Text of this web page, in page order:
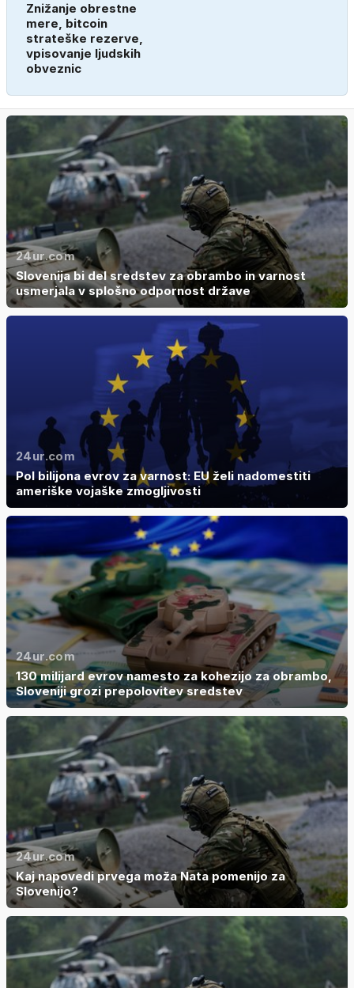
Znižanje obrestne
mere, bitcoin
strateške rezerve,
vpisovanje ljudskih
obveznic
24ur.com
Slovenija bi del sredstev za obrambo in varnost
usmerjala v splošno odpornost države
24ur.com
Pol bilijona evrov za varnost: EU želi nadomestiti
ameriške vojaške zmogljivosti
24ur.com
130 milijard evrov namesto za kohezijo za obrambo,
Sloveniji grozi prepolovitev sredstev
24ur.com
Kaj napovedi prvega moža Nata pomenijo za
Slovenijo?